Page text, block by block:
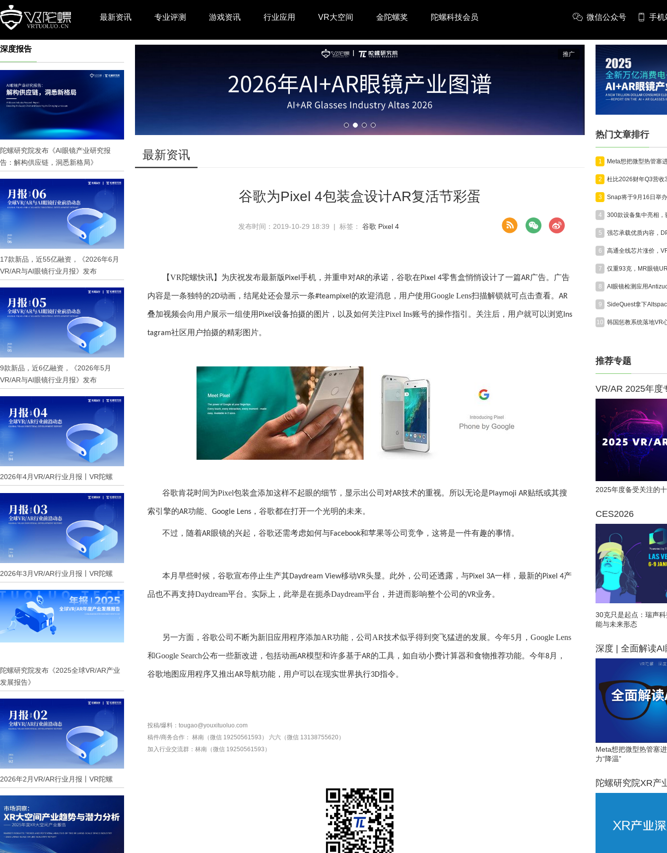
最新资讯 专业评测 游戏资讯 行业应用 VR大空间 金陀螺奖 陀螺科技会员 微信公众号 手机
深度报告
陀螺研究院发布《AI眼镜产业研究报
告：解构供应链，洞悉新格局》
17款新品，近55亿融资，《2026年6月
VR/AR与AI眼镜行业月报》发布
9款新品，近6亿融资，《2026年5月
VR/AR与AI眼镜行业月报》发布
2026年4月VR/AR行业月报丨VR陀螺
2026年3月VR/AR行业月报丨VR陀螺
陀螺研究院发布《2025全球VR/AR产业
发展报告》
2026年2月VR/AR行业月报丨VR陀螺
推广
最新资讯
谷歌为Pixel 4包装盒设计AR复活节彩蛋
发布时间：2019-10-29 18:39 | 标签： 谷歌 Pixel 4
【VR陀螺快讯】为庆祝发布最新版 Pixel 手机，并重申对AR的承诺，谷歌在Pixel 4零售盒悄悄设计了一篇AR广告。 广告
内容是一条独特的2D动画， 结尾处还会显示一条#teampixel 的欢迎消息，用户使用Google Lens扫描解锁就可点击查看。 AR
叠加视频会向 用户展示一组使用 Pixel 设备拍摄的图片，以及如何关注Pixel Ins账号的操作指引 。 关注后，用户就可以浏览 Ins
tagram社区用户拍摄的精彩图片。
谷歌肯花时间为Pixel包装盒添加这样不起眼的细节，显示出公司对AR技术的重视。所以无论是Playmoji AR贴纸或其搜
索引擎的AR功能、 Google Lens ， 谷歌都在打开一个光明的未来。
不过， 随着AR眼镜的兴起，谷歌还需考虑如何与Facebook和苹果等公司竞争， 这将是一件有趣的事情。
本月早些时候，谷歌宣布停止生产其Daydream View移动VR头显 。此外，公司还透露，与Pixel 3A一样，最新的Pixel 4产
品也不再支持Daydream平台 。 实际上，此举是在扼杀Daydream平台，并进而影响整个公司的VR业务。
另一方面， 谷歌公司 不断为新旧 应用程序添加AR功能， 公司 AR技术似乎得到突飞猛进的发展。 今年5月， Google Lens
和Google Search公布一些新改进，包括动画AR模型和许多基于AR的工具，如自动小费计算器和食物推荐功能。今年8月，
谷歌地图应用程序又 推出AR导航功能 ，用户可以在现实世界执行3D指令。
投稿/爆料：tougao@youxituoluo.com
稿件/商务合作： 林南（微信 19250561593）
六六（微信 13138755620）
加入行业交流群： 林南（微信 19250561593）
热门文章排行
1
2
3
4
5
6
7
8
9
10
推荐专题
VR/AR 2025年度
2025年度备受关注的
CES2026
30克只是起点：瑞声
能与未来形态
深度 | 全面解读AI
Meta想把微型热管塞
力“降温”
陀螺研究院XR产